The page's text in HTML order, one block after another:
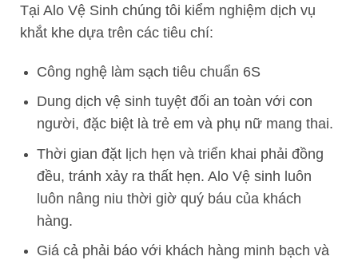
Tại Alo Vệ Sinh chúng tôi kiểm nghiệm dịch vụ
khắt khe dựa trên các tiêu chí:
Công nghệ làm sạch tiêu chuẩn 6S
Dung dịch vệ sinh tuyệt đối an toàn với con
người, đặc biệt là trẻ em và phụ nữ mang thai.
Thời gian đặt lịch hẹn và triển khai phải đồng
đều, tránh xảy ra thất hẹn. Alo Vệ sinh luôn
luôn nâng niu thời giờ quý báu của khách
hàng.
Giá cả phải báo với khách hàng minh bạch và